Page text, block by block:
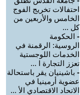
احتفالات تخريج الفوج
الخامس والأربعين من
كل ...
- الحكومة
الروسية: الرقمنة في
الخدمات اللوجستية
تعزز التجارة ا ...
- باشينيان يقر باستحالة
عضوية أرمينيا في
الاتحاد الاقتصادي الأ ...